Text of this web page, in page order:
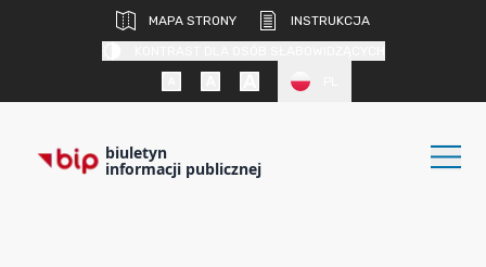
MAPA STRONY
INSTRUKCJA
biuletyn
informacji publicznej